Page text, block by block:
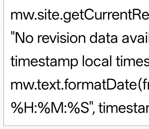
"No revision data
timestamp local
%H:%M:%S",